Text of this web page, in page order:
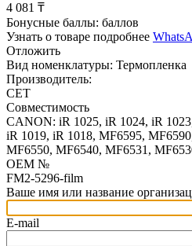
4 081 ₸
Бонусные баллы: баллов
Узнать о товаре подробнее
Отложить
Вид номенклатуры: Термопленка
Производитель:
CET
Совместимость
CANON: iR 1025, iR 1024, iR
iR 1019, iR 1018, MF6595,
MF6550, MF6540, MF6531,
OEM №
FM2-5296-film
Ваше имя или название
E-mail